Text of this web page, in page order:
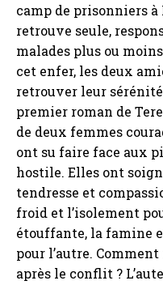
camp de prisonniers à
retrouve seule,
malades plus ou
cet enfer, les deux
retrouver leur
premier roman de
de deux femmes
ont su faire face aux
hostile. Elles ont
tendresse et
froid et l’isolement
étouffante, la famine
pour l’autre.
après le conflit ?